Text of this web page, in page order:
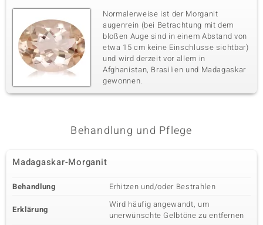
Normalerweise ist der Morganit
augenrein (bei Betrachtung mit dem
bloßen Auge sind in einem Abstand von
etwa 15 cm keine Einschlusse sichtbar)
und wird derzeit vor allem in
Afghanistan, Brasilien und Madagaskar
gewonnen.
Behandlung und Pflege
Madagaskar-Morganit
Behandlung Erhitzen und/oder Bestrahlen
Erklärung
Wird häufig angewandt, um
unerwünschte Gelbtöne zu entfernen